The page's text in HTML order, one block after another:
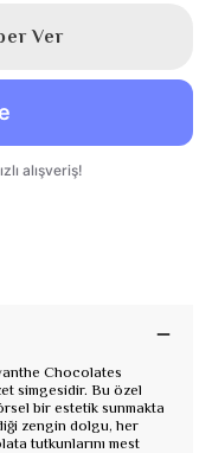
Ver
Chocolates
simgesidir. Bu özel
bir estetik sunmakta
zengin dolgu, her
tutkunlarını mest